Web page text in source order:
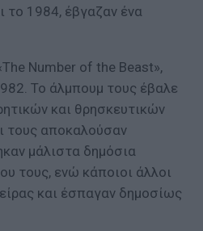
το 1984, έβγαζαν ένα
Number of the Beast»,
Το άλμπουμ τους έβαλε
και θρησκευτικών
τους αποκαλούσαν
μάλιστα δημόσια
τους, ενώ κάποιοι άλλοι
και έσπαγαν δημοσίως